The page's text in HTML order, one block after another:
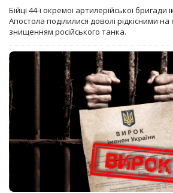
Бійці 44-ї окремої артилерійської
Апостола поділилися доволі рідкісними на
знищенням російського танка.